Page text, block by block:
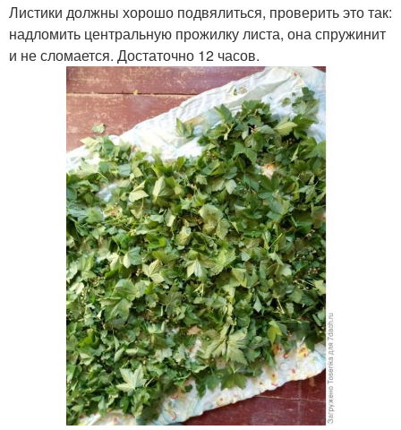
Листики должны хорошо подвялиться, проверить это так:
надломить центральную прожилку листа, она спружинит
и не сломается. Достаточно 12 часов.